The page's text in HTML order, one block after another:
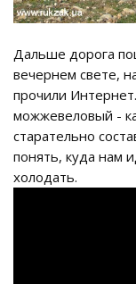
Дальше дорога
вечернем свете,
прочили
можжевеловый -
старательно
понять, куда нам
холодать.